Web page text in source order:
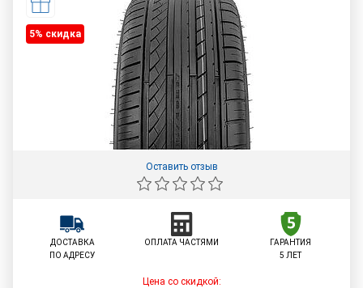
5% cкидка
Оставить отзыв
ДОСТАВКА
ПО АДРЕСУ
ОПЛАТА ЧАСТЯМИ
ГАРАНТИЯ
5 ЛЕТ
Цена со скидкой: